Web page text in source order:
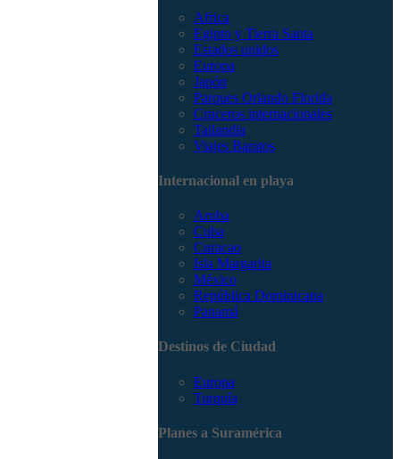
Africa
Egipto y Tierra Santa
Estados unidos
Europa
Japón
Parques Orlando Florida
Cruceros internacionales
Tailandia
Viajes Baratos
Internacional en playa
Aruba
Cuba
Curacao
Isla Margarita
México
República Dominicana
Panamá
Destinos de Ciudad
Europa
Turquía
Planes a Suramérica